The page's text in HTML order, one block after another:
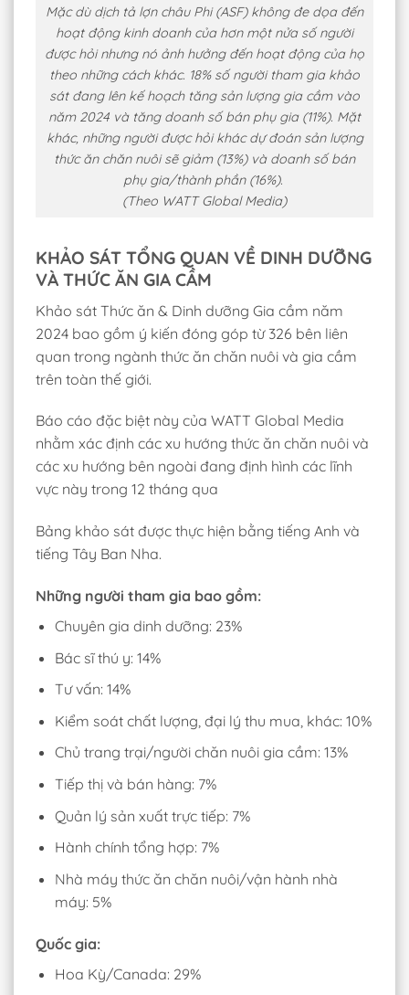
Mặc dù dịch tả lợn châu Phi (ASF) không đe dọa đến
hoạt động kinh doanh của hơn một nửa số người
được hỏi nhưng nó ảnh hưởng đến hoạt động của họ
theo những cách khác. 18% số người tham gia khảo
sát đang lên kế hoạch tăng sản lượng gia cầm vào
năm 2024 và tăng doanh số bán phụ gia (11%). Mặt
khác, những người được hỏi khác dự đoán sản lượng
thức ăn chăn nuôi sẽ giảm (13%) và doanh số bán
phụ gia/thành phần (16%).
(Theo WATT Global Media)
KHẢO SÁT TỔNG QUAN VỀ DINH DƯỠNG
VÀ THỨC ĂN GIA CẦM
Khảo sát Thức ăn & Dinh dưỡng Gia cầm năm
2024 bao gồm ý kiến đóng góp từ 326 bên liên
quan trong ngành thức ăn chăn nuôi và gia cầm
trên toàn thế giới.
Báo cáo đặc biệt này của WATT Global Media
nhằm xác định các xu hướng thức ăn chăn nuôi và
các xu hướng bên ngoài đang định hình các lĩnh
vực này trong 12 tháng qua
Bảng khảo sát được thực hiện bằng tiếng Anh và
tiếng Tây Ban Nha.
Những người tham gia bao gồm:
Chuyên gia dinh dưỡng: 23%
Bác sĩ thú y: 14%
Tư vấn: 14%
Kiểm soát chất lượng, đại lý thu mua, khác: 10%
Chủ trang trại/người chăn nuôi gia cầm: 13%
Tiếp thị và bán hàng: 7%
Quản lý sản xuất trực tiếp: 7%
Hành chính tổng hợp: 7%
Nhà máy thức ăn chăn nuôi/vận hành nhà
máy: 5%
Quốc gia:
Hoa Kỳ/Canada: 29%